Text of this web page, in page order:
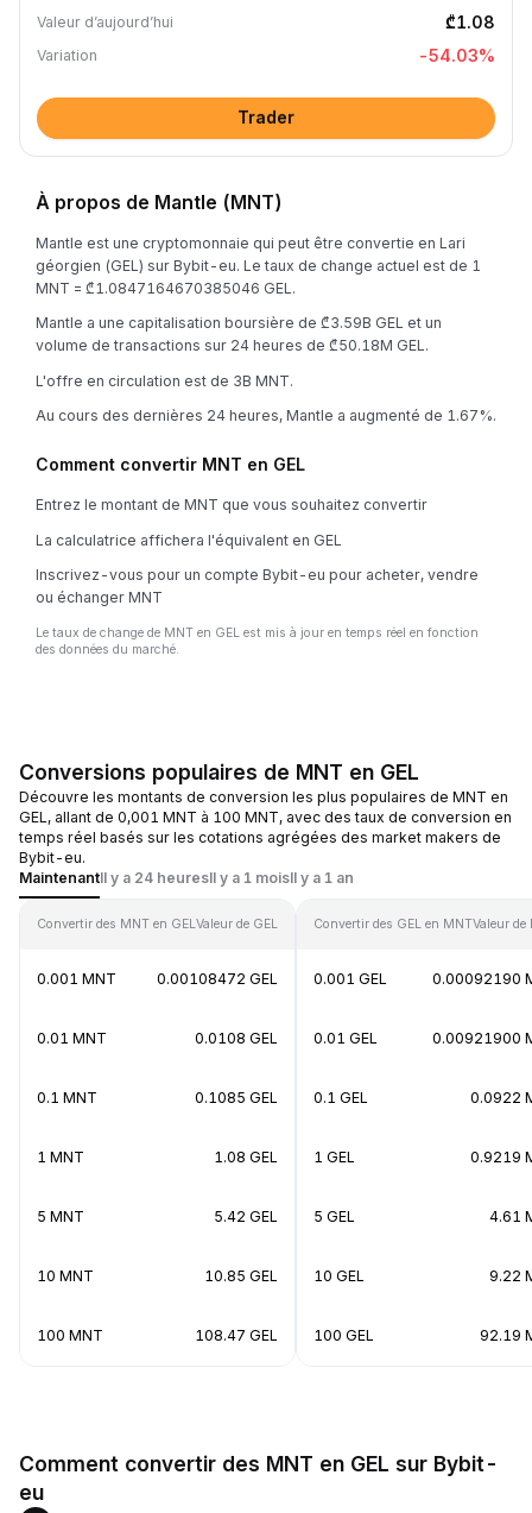
Valeur d’aujourd’hui ₾1.08
Variation -54.03%
Trader
À propos de Mantle (MNT)
Mantle est une cryptomonnaie qui peut être convertie en Lari
géorgien (GEL) sur Bybit-eu. Le taux de change actuel est de 1
MNT = ₾1.0847164670385046 GEL.
Mantle a une capitalisation boursière de ₾3.59B GEL et un
volume de transactions sur 24 heures de ₾50.18M GEL.
L'offre en circulation est de 3B MNT.
Au cours des dernières 24 heures, Mantle a augmenté de 1.67%.
Comment convertir MNT en GEL
Entrez le montant de MNT que vous souhaitez convertir
La calculatrice affichera l'équivalent en GEL
Inscrivez-vous pour un compte Bybit-eu pour acheter, vendre
ou échanger MNT
Le taux de change de MNT en GEL est mis à jour en temps réel en fonction
des données du marché.
Conversions populaires de MNT en GEL
Découvre les montants de conversion les plus populaires de MNT en
GEL, allant de 0,001 MNT à 100 MNT, avec des taux de conversion en
temps réel basés sur les cotations agrégées des market makers de
Bybit-eu.
MaintenantIl y a 24 heuresIl y a 1 moisIl y a 1 an
Convertir des MNT en GELValeur de GEL
0.001 MNT 0.00108472 GEL
0.01 MNT 0.0108 GEL
0.1 MNT 0.1085 GEL
1 MNT 1.08 GEL
5 MNT 5.42 GEL
10 MNT 10.85 GEL
100 MNT 108.47 GEL
Convertir des GEL en MNTValeur de
0.001 GEL 0.00092190
0.01 GEL 0.00921900
0.1 GEL 0.0922
1 GEL 0.9219
5 GEL 4.61
10 GEL 9.22
100 GEL 92.19
Comment convertir des MNT en GEL sur Bybit-
eu